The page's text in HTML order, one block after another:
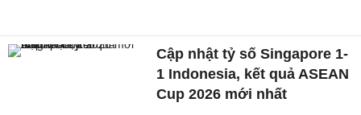
Cập nhật tỷ số Singapore 1-
1 Indonesia, kết quả ASEAN
Cup 2026 mới nhất